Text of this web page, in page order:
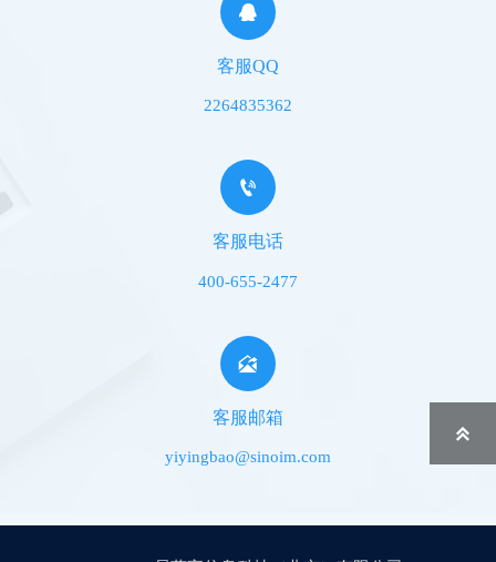

客服QQ
2264835362

客服电话
400-655-2477

客服邮箱
yiyingbao@sinoim.com
